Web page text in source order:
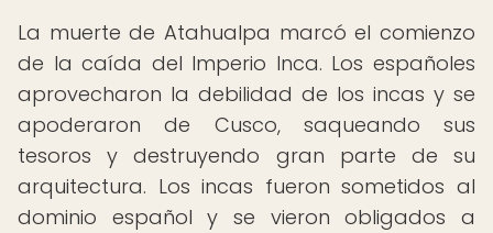
La muerte de Atahualpa marcó el comienzo
de la caída del Imperio Inca. Los españoles
aprovecharon la debilidad de los incas y se
apoderaron de Cusco, saqueando sus
tesoros y destruyendo gran parte de su
arquitectura. Los incas fueron sometidos al
dominio español y se vieron obligados a